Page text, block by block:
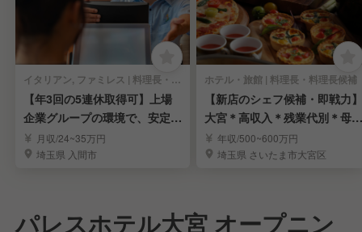
イタリアン, ファミレス | 料理長・料理長候補
【年3回の5連休取得可】上場
企業グループの環境で、安定し
たキャリアアップ！
月収/24~35万円
埼玉県 入間市
ホテル・旅館 | 料理長・料理長候補
【新店のシェフ候補・即戦力】
大宮＊高収入＊残業代別＊母体
安定＊労働環境良し
年収/500~600万円
埼玉県 さいたま市大宮区
パレスホテル大宮 オープニン